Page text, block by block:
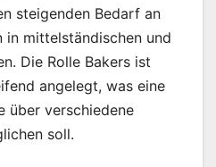
steigenden Bedarf an
in mittelständischen und
Die Rolle Bakers ist
angelegt, was eine
über verschiedene
soll.